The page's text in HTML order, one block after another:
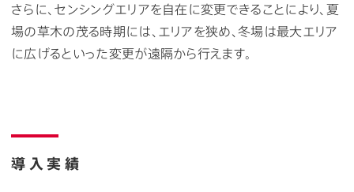
さらに、センシングエリアを自在に変更できることにより、夏
場の草木の茂る時期には、エリアを狭め、冬場は最大エリア
に広げるといった変更が遠隔から行えます。
導 入 実 績